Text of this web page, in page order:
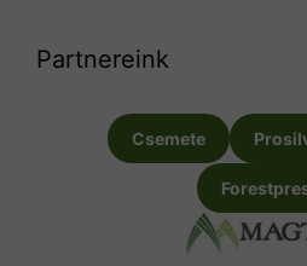
Partnereink
Csemete